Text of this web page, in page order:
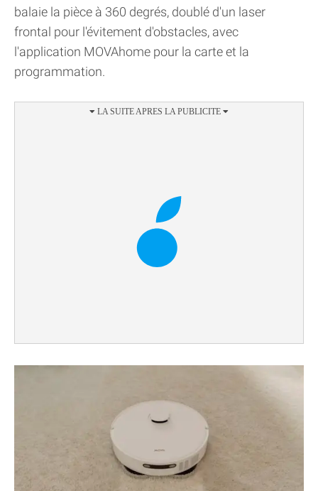
balaie la pièce à 360 degrés, doublé d'un laser
frontal pour l'évitement d'obstacles, avec
l'application MOVAhome pour la carte et la
programmation.